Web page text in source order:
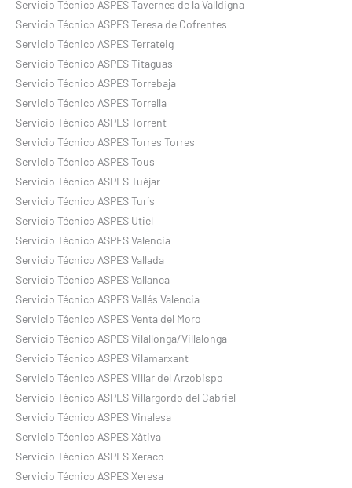
Servicio Técnico ASPES Tavernes de la Valldigna
Servicio Técnico ASPES Teresa de Cofrentes
Servicio Técnico ASPES Terrateig
Servicio Técnico ASPES Titaguas
Servicio Técnico ASPES Torrebaja
Servicio Técnico ASPES Torrella
Servicio Técnico ASPES Torrent
Servicio Técnico ASPES Torres Torres
Servicio Técnico ASPES Tous
Servicio Técnico ASPES Tuéjar
Servicio Técnico ASPES Turís
Servicio Técnico ASPES Utiel
Servicio Técnico ASPES Valencia
Servicio Técnico ASPES Vallada
Servicio Técnico ASPES Vallanca
Servicio Técnico ASPES Vallés Valencia
Servicio Técnico ASPES Venta del Moro
Servicio Técnico ASPES Vilallonga/Villalonga
Servicio Técnico ASPES Vilamarxant
Servicio Técnico ASPES Villar del Arzobispo
Servicio Técnico ASPES Villargordo del Cabriel
Servicio Técnico ASPES Vinalesa
Servicio Técnico ASPES Xàtiva
Servicio Técnico ASPES Xeraco
Servicio Técnico ASPES Xeresa